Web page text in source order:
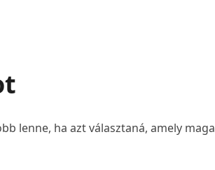
lenne, ha azt választaná, amely